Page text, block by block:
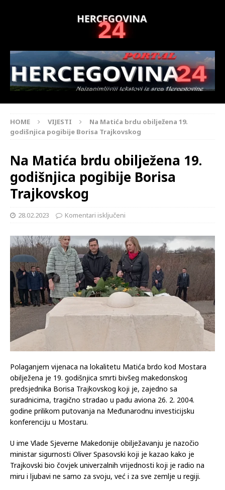
HOME VIJESTI
Na Matića brdu obilježena 19.
godišnjica pogibije Borisa Trajkovskog
Na Matića brdu obilježena 19.
godišnjica pogibije Borisa
Trajkovskog
28.02.2023 Komentari isključeni
Polaganjem vijenaca na lokalitetu Matića brdo kod Mostara
obilježena je 19. godišnjica smrti bivšeg makedonskog
predsjednika Borisa Trajkovskog koji je, zajedno sa
suradnicima, tragično stradao u padu aviona 26. 2. 2004.
godine prilikom putovanja na Međunarodnu investicijsku
konferenciju u Mostaru.
U ime Vlade Sjeverne Makedonije obilježavanju je nazočio
ministar sigurnosti Oliver Spasovski koji je kazao kako je
Trajkovski bio čovjek univerzalnih vrijednosti koji je radio na
miru i ljubavi ne samo za svoju, već i za sve zemlje u regiji.